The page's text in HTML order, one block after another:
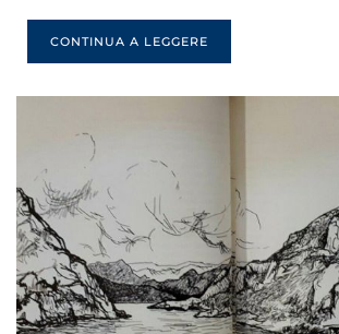
CONTINUA A LEGGERE